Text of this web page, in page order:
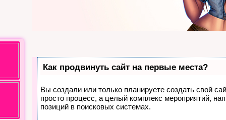
Как продвинуть сайт на первые места?
Вы создали или только планируете создать свой
просто процесс, а целый комплекс мероприятий,
позиций в поисковых системах.